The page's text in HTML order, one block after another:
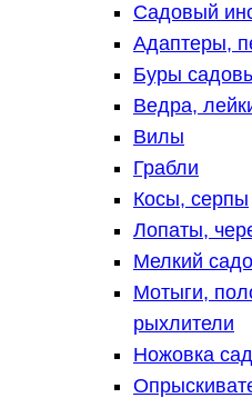
Садовый
Адаптеры,
Буры
Ведра,
Вилы
Грабли
Косы, серпы
Лопаты,
Мелкий
Мотыги,
рыхлители
Ножовка